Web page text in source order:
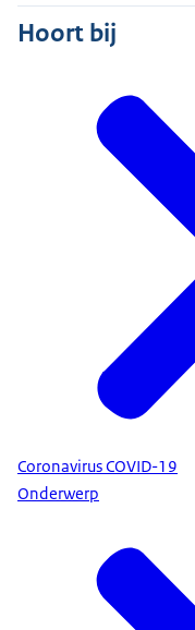
Hoort bij
Coronavirus COVID-19
Onderwerp